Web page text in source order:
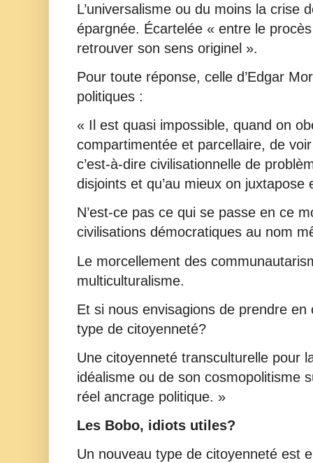
L’universalisme ou du moins la crise
épargnée. Écartelée « entre le
retrouver son sens originel ».
Pour toute réponse, celle d’Edgar
politiques :
« Il est quasi impossible, quand on
compartimentée et parcellaire, de
c’est-à-dire civilisationnelle de
disjoints et qu’au mieux on juxtapose
N’est-ce pas ce qui se passe en ce
civilisations démocratiques au nom
Le morcellement des
multiculturalisme.
Et si nous envisagions de prendre
type de citoyenneté?
Une citoyenneté transculturelle pour
idéalisme ou de son cosmopolitisme
réel ancrage politique. »
Les Bobo, idiots utiles?
Un nouveau type de citoyenneté est